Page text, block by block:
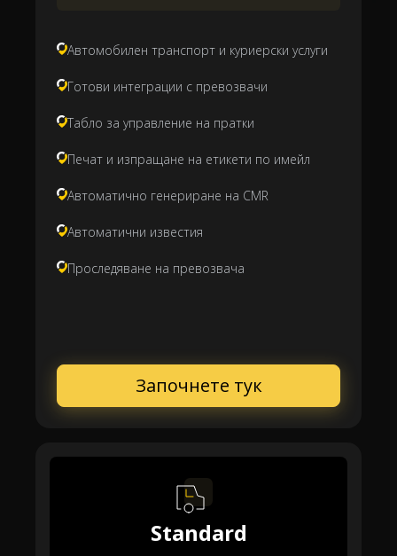
Автомобилен транспорт и куриерски услуги
Готови интеграции с превозвачи
Табло за управление на пратки
Печат и изпращане на етикети по имейл
Автоматично генериране на CMR
Автоматични известия
Проследяване на превозвача
Започнете тук
Standard